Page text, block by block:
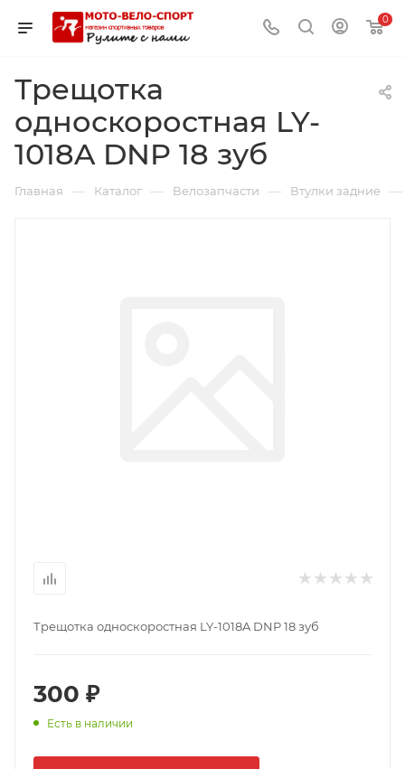
0
Трещотка
односкоростная LY-
1018A DNP 18 зуб
Главная — Каталог — Велозапчасти — Втулки задние —
Трещотка односкоростная LY-1018A DNP 18 зуб
300 ₽
Есть в наличии